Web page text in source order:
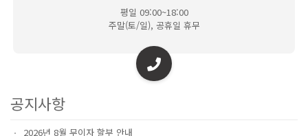
평일 09:00~18:00
주말(토/일), 공휴일 휴무
공지사항
2026년 8월 무이자 할부 안내